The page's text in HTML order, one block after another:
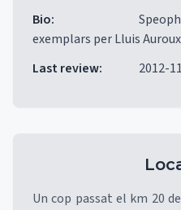
Bio:
exemplars per Lluis
Last review: 2012-
Un cop passat el km 20